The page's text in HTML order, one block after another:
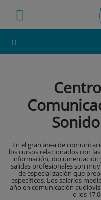
En el gran área de
los cursos relacionados con
información, documentación
salidas profesionales son
de especialización que
específicos. Los salarios
año en comunicación
o los